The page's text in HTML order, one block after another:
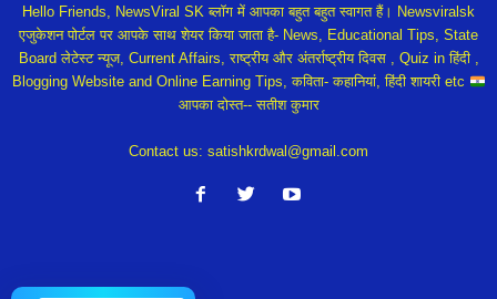
Hello Friends, NewsViral SK ब्लॉग में आपका बहुत बहुत स्वागत हैं। Newsviralsk
एजुकेशन पोर्टल पर आपके साथ शेयर किया जाता है- News, Educational Tips, State
Board लेटेस्ट न्यूज, Current Affairs, राष्ट्रीय और अंतर्राष्ट्रीय दिवस , Quiz in हिंदी ,
Blogging Website and Online Earning Tips, कविता- कहानियां, हिंदी शायरी etc
आपका दोस्त-- सतीश कुमार
Contact us: satishkrdwal@gmail.com